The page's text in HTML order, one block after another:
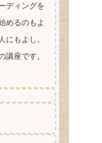
ディングを
めるのもよ
にもよし。
講座です。